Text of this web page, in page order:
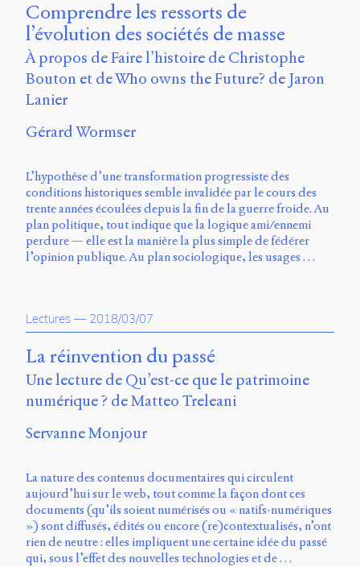
Comprendre les ressorts de
l’évolution des sociétés de masse
À propos de Faire l’histoire de Christophe
Bouton et de Who owns the Future? de Jaron
Lanier
Gérard Wormser
L’hypothèse d’une transformation progressiste des
conditions historiques semble invalidée par le cours des
trente années écoulées depuis la fin de la guerre froide. Au
plan politique, tout indique que la logique ami/ennemi
perdure — elle est la manière la plus simple de fédérer
l’opinion publique. Au plan sociologique, les usages …
Lectures — 2018/03/07
La réinvention du passé
Une lecture de Qu’est-ce que le patrimoine
numérique ? de Matteo Treleani
Servanne Monjour
La nature des contenus documentaires qui circulent
aujourd’hui sur le web, tout comme la façon dont ces
documents (qu’ils soient numérisés ou « natifs-numériques
») sont diffusés, édités ou encore (re)contextualisés, n’ont
rien de neutre : elles impliquent une certaine idée du passé
qui, sous l’effet des nouvelles technologies et de …